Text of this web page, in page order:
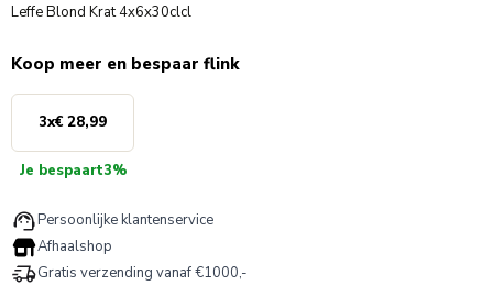
Leffe Blond Krat 4x6x30clcl
Koop meer en bespaar flink
3x€ 28,99
Je bespaart3%
Persoonlijke klantenservice
Afhaalshop
Gratis verzending vanaf €1000,-